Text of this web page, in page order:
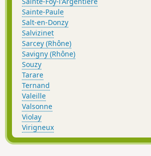
Sainte-Paule
Salt-en-Donzy
Salvizinet
Sarcey (Rhône)
Savigny (Rhône)
Souzy
Tarare
Ternand
Valeille
Valsonne
Violay
Virigneux